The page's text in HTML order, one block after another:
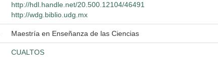
http://hdl.handle.net/20.500.12104/46491
http://wdg.biblio.udg.mx
Maestría en Enseñanza de las Ciencias
CUALTOS